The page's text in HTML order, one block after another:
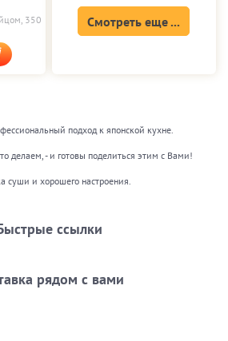
350
Смотреть еще ...
подход к японской кухне.
делаем, - и готовы поделиться этим с Вами!
суши и хорошего настроения.
ссылки
рядом с вами